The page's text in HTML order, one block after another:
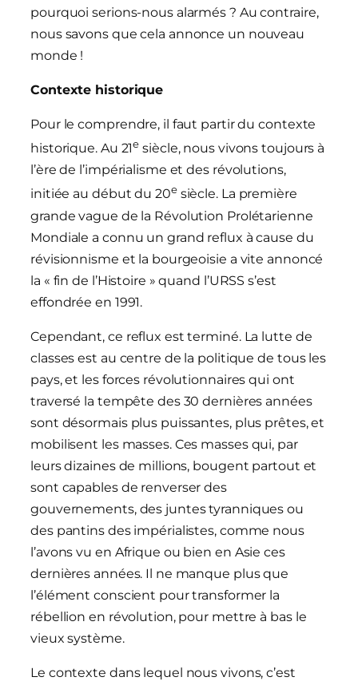
pourquoi serions-nous alarmés ? Au contraire,
nous savons que cela annonce un nouveau
monde !
Contexte historique
Pour le comprendre, il faut partir du contexte
historique. Au 21e siècle, nous vivons toujours à
l’ère de l’impérialisme et des révolutions,
initiée au début du 20esiècle. La première
grande vague de la Révolution Prolétarienne
Mondiale a connu un grand reflux à cause du
révisionnisme et la bourgeoisie a vite annoncé
la « fin de l’Histoire » quand l’URSS s’est
effondrée en 1991.
Cependant, ce reflux est terminé. La lutte de
classes est au centre de la politique de tous les
pays, et les forces révolutionnaires qui ont
traversé la tempête des 30 dernières années
sont désormais plus puissantes, plus prêtes, et
mobilisent les masses. Ces masses qui, par
leurs dizaines de millions, bougent partout et
sont capables de renverser des
gouvernements, des juntes tyranniques ou
des pantins des impérialistes, comme nous
l’avons vu en Afrique ou bien en Asie ces
dernières années. Il ne manque plus que
l’élément conscient pour transformer la
rébellion en révolution, pour mettre à bas le
vieux système.
Le contexte dans lequel nous vivons, c’est